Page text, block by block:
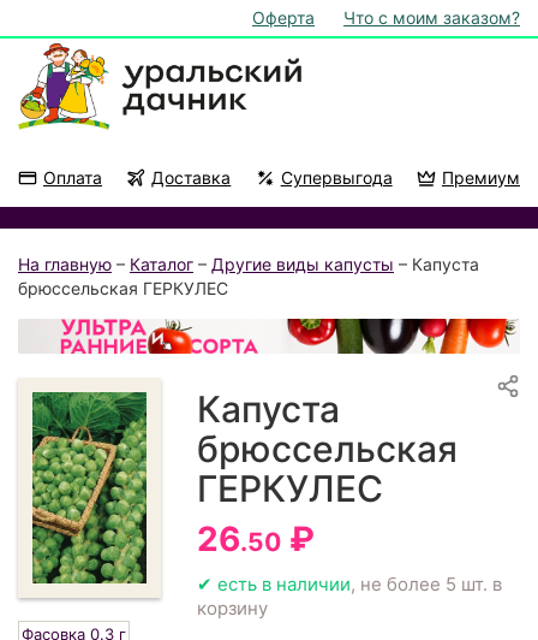
Оферта Что с моим заказом?
Оплата Доставка Супервыгода Премиум
На главную – Каталог – Другие виды капусты – Капуста
брюссельская ГЕРКУЛЕС
Фасовка 0.3 г
Капуста
брюссельская
ГЕРКУЛЕС
26.50 ₽
✔ есть в наличии, не более 5 шт. в
корзину